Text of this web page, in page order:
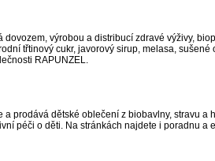
dovozem, výrobou a distribucí zdravé výživy,
třtinový cukr, javorový sirup, melasa, sušené
RAPUNZEL.
a prodává dětské oblečení z biobavlny, stravu a
péči o děti. Na stránkách najdete i poradnu a